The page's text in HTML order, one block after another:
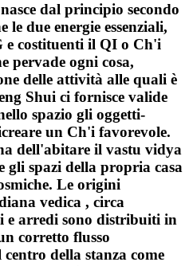
dal principio secondo
le due energie essenziali,
e costituenti il QI o Ch'i
pervade ogni cosa,
delle attività alle quali è
Shui ci fornisce valide
spazio gli oggetti-
un Ch'i favorevole.
dell'abitare il vastu vidya
gli spazi della propria casa
Le origini
vedica , circa
e arredi sono distribuiti in
corretto flusso
della stanza come